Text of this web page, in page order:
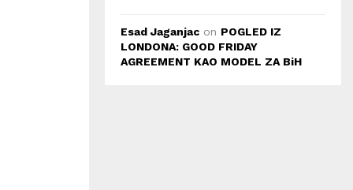
Esad Jaganjac on POGLED IZ
LONDONA: GOOD FRIDAY
AGREEMENT KAO MODEL ZA BiH